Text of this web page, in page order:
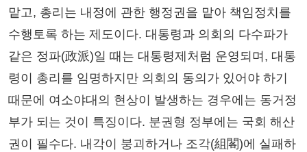
맡고, 총리는 내정에 관한 행정권을 맡아 책임정치를
수행토록 하는 제도이다. 대통령과 의회의 다수파가
같은 정파(政派)일 때는 대통령제처럼 운영되며, 대통
령이 총리를 임명하지만 의회의 동의가 있어야 하기
때문에 여소야대의 현상이 발생하는 경우에는 동거정
부가 되는 것이 특징이다. 분권형 정부에는 국회 해산
권이 필수다. 내각이 붕괴하거나 조각(組閣)에 실패하